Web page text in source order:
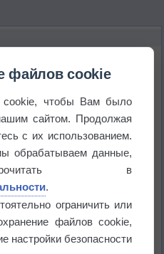
бьют рекорды жары
в Лондоне в течение месяца
раздавать своё тепло!
файлов cookie
чтобы Вам было
сайтом. Продолжая
с их использованием.
обрабатываем данные,
в
.
ограничить или
файлов cookie,
настройки безопасности